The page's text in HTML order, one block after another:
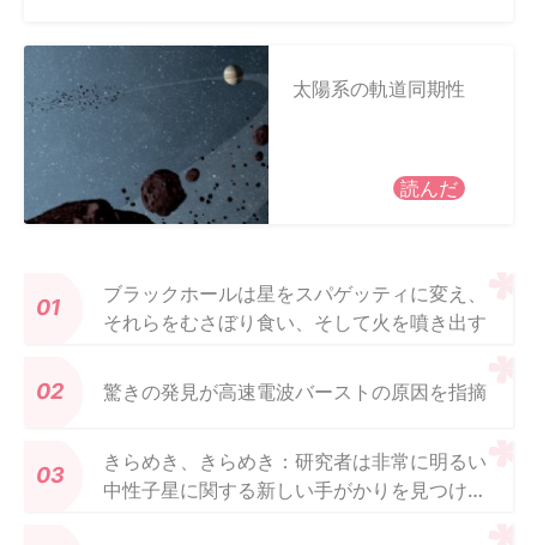
太陽系の軌道同期性
読んだ
ブラックホールは星をスパゲッティに変え、
それらをむさぼり食い、そして火を噴き出す
驚きの発見が高速電波バーストの原因を指摘
きらめき、きらめき：研究者は非常に明るい
中性子星に関する新しい手がかりを見つけま